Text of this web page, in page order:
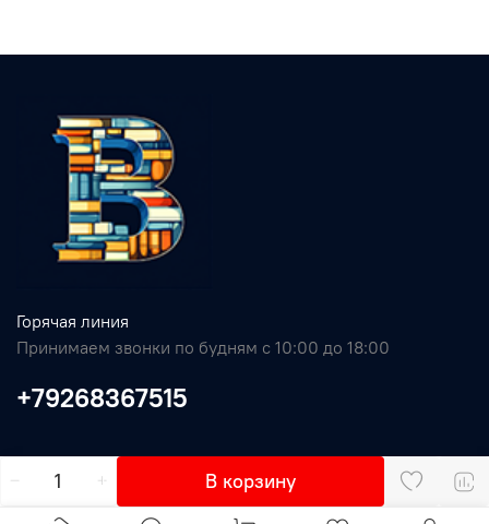
В корзину
Горячая линия
Принимаем звонки по будням с 10:00 до 18:00
+79268367515